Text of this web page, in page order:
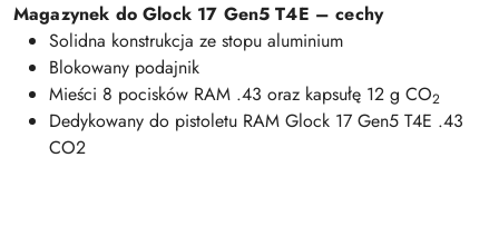
Magazynek do Glock 17 Gen5 T4E – cechy
Solidna konstrukcja ze stopu aluminium
Blokowany podajnik
Mieści 8 pocisków RAM .43 oraz kapsułę 12 g CO2
Dedykowany do pistoletu RAM Glock 17 Gen5 T4E .43
CO2